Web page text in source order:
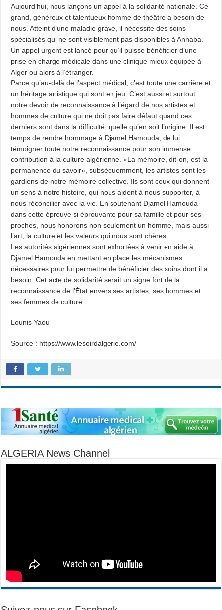
Aujourd’hui, nous lançons un appel à la solidarité nationale. Ce
grand, généreux et talentueux homme de théâtre a besoin de
nous. Atteint d’une maladie grave, il nécessite des soins
spécialisés qui ne sont visiblement pas disponibles à Annaba.
Un appel urgent est lancé pour qu’il puisse bénéficier d’une
prise en charge médicale dans une clinique mieux équipée à
Alger ou alors à l’étranger.
Parce qu’au-delà de l’aspect médical, c’est toute une carrière et
un héritage artistique qui sont en jeu. C’est aussi et surtout
notre devoir de reconnaissance à l’égard de nos artistes et
hommes de culture qui ne doit pas faire défaut quand ces
derniers sont dans la difficulté, quelle qu’en soit l’origine. Il est
temps de rendre hommage à Djamel Hamouda, de lui
témoigner toute notre reconnaissance pour son immense
contribution à la culture algérienne. «La mémoire, dit-on, est la
permanence du savoir», subséquemment, les artistes sont les
gardiens de notre mémoire collective. Ils sont ceux qui donnent
un sens à notre histoire, qui nous aident à nous supporter, à
nous réconcilier avec la vie. En soutenant Djamel Hamouda
dans cette épreuve si éprouvante pour sa famille et pour ses
proches, nous honorons non seulement un homme, mais aussi
l’art, la culture et les valeurs qui nous sont chères.
Les autorités algériennes sont exhortées à venir en aide à
Djamel Hamouda en mettant en place les mécanismes
nécessaires pour lui permettre de bénéficier des soins dont il a
besoin. Cet acte de solidarité serait un signe fort de la
reconnaissance de l’État envers ses artistes, ses hommes et
ses femmes de culture.
Lounis Yaou
Source : https://www.lesoirdalgerie.com/
ALGERIA News Channel